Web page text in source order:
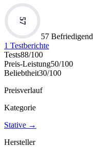
57
57 Befriedigend
1 Testberichte
Tests88/100
Preis-Leistung50/100
Beliebtheit30/100
Preisverlauf
Kategorie
Stative →
Hersteller